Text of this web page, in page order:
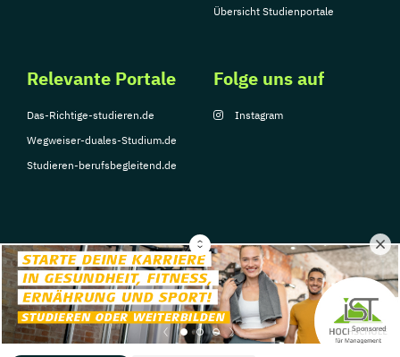
Sponsored
Übersicht Studienportale
Relevante Portale
Das-Richtige-studieren.de
Wegweiser-duales-Studium.de
Studieren-berufsbegleitend.de
Folge uns auf
Instagram
© Copyright 2026, TarGroup Media GmbH
Impressum
Datenschutzerklärung Nutzungsbedingungen